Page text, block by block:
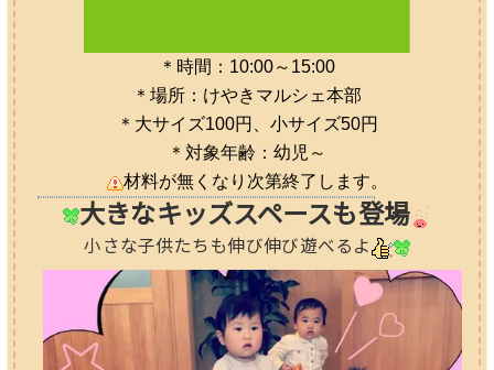
＊時間：10:00～15:00
＊場所：けやきマルシェ本部
＊大サイズ100円、小サイズ50円
＊対象年齢：幼児～
材料が無くなり次第終了します。
大きなキッズスペースも登場
小さな子供たちも伸び伸び遊べるよ